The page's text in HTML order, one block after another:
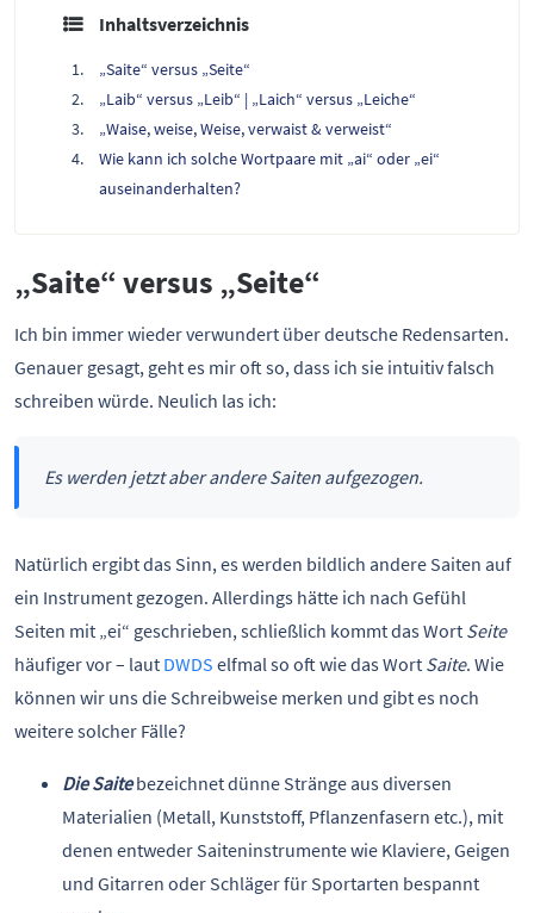
Inhaltsverzeichnis
„Saite“ versus „Seite“
„Laib“ versus „Leib“ | „Laich“ versus „Leiche“
„Waise, weise, Weise, verwaist & verweist“
Wie kann ich solche Wortpaare mit „ai“ oder „ei“
auseinanderhalten?
„Saite“ versus „Seite“
Ich bin immer wieder verwundert über deutsche Redensarten.
Genauer gesagt, geht es mir oft so, dass ich sie intuitiv falsch
schreiben würde. Neulich las ich:
Es werden jetzt aber andere Saiten aufgezogen.
Natürlich ergibt das Sinn, es werden bildlich andere Saiten auf
ein Instrument gezogen. Allerdings hätte ich nach Gefühl
Seiten mit „ei“ geschrieben, schließlich kommt das Wort Seite
häufiger vor – laut DWDS elfmal so oft wie das Wort Saite. Wie
können wir uns die Schreibweise merken und gibt es noch
weitere solcher Fälle?
Die Saitebezeichnet dünne Stränge aus diversen
Materialien (Metall, Kunststoff, Pflanzenfasern etc.), mit
denen entweder Saiteninstrumente wie Klaviere, Geigen
und Gitarren oder Schläger für Sportarten bespannt